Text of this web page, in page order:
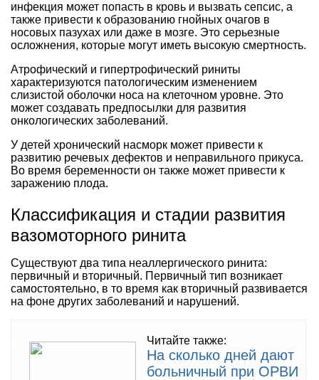
инфекция может попасть в кровь и вызвать сепсис, а
также привести к образованию гнойных очагов в
носовых пазухах или даже в мозге. Это серьезные
осложнения, которые могут иметь высокую смертность.
Атрофический и гипертрофический риниты
характеризуются патологическим изменением
слизистой оболочки носа на клеточном уровне. Это
может создавать предпосылки для развития
онкологических заболеваний.
У детей хронический насморк может привести к
развитию речевых дефектов и неправильного прикуса.
Во время беременности он также может привести к
заражению плода.
Классификация и стадии развития
вазомоторного ринита
Существуют два типа неаллергического ринита:
первичный и вторичный. Первичный тип возникает
самостоятельно, в то время как вторичный развивается
на фоне других заболеваний и нарушений.
Читайте также:
На сколько дней дают
больничный при ОРВИ